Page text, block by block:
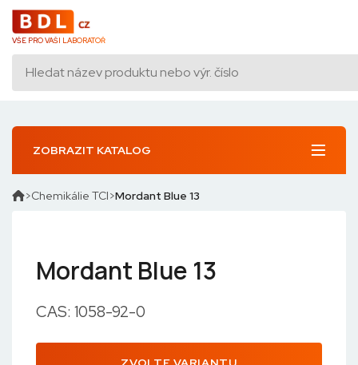
VŠE PRO VAŠI LABORATOŘ
ZOBRAZIT KATALOG
Chemikálie TCI Mordant Blue 13
Mordant Blue 13
CAS: 1058-92-0